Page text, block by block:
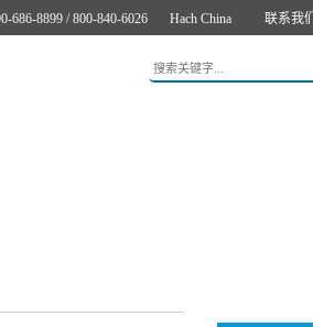
联系我们
Hach China
686-8899 / 800-840-6026